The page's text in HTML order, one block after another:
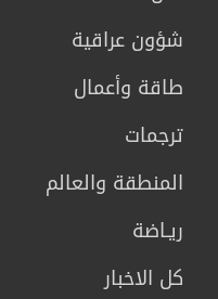
شؤون عراقية
طاقة وأعمال
ترجمات
المنطقة والعالم
ريـاضة
كل الاخبار